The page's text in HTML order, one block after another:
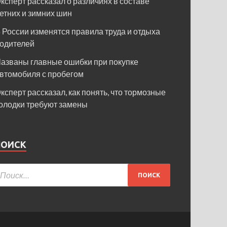
и зимних шин
России изменятся правила труда и отдыха
главные ошибки при покупке
с пробегом
рассказал, как понять, что тормозные
требуют замены